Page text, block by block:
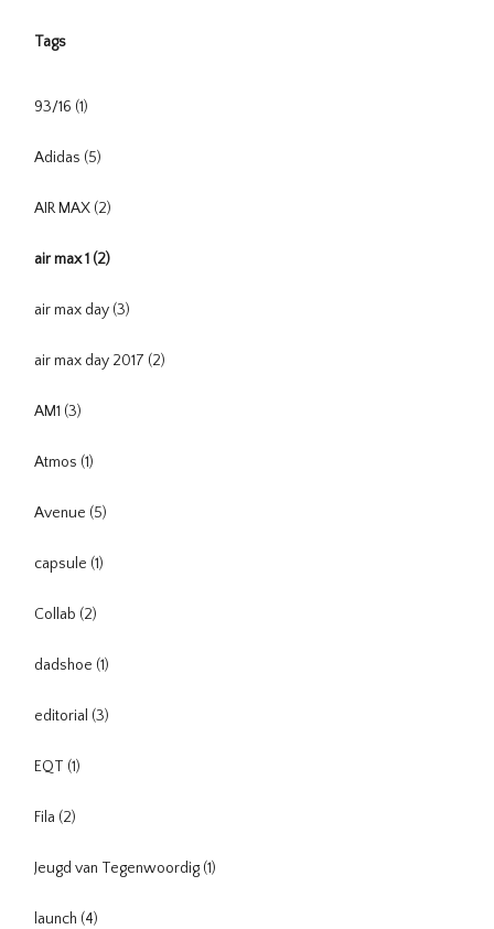
Tags
93/16 (1)
Adidas (5)
AIR MAX (2)
air max 1 (2)
air max day (3)
air max day 2017 (2)
AM1 (3)
Atmos (1)
Avenue (5)
capsule (1)
Collab (2)
dadshoe (1)
editorial (3)
EQT (1)
Fila (2)
Jeugd van Tegenwoordig (1)
launch (4)